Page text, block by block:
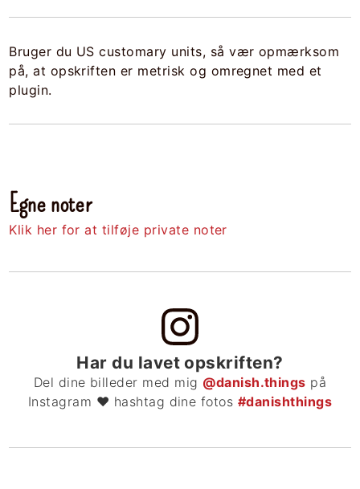
Bruger du US customary units, så vær opmærksom
på, at opskriften er metrisk og omregnet med et
plugin.
Egne noter
Klik her for at tilføje private noter
Har du lavet opskriften?
Del dine billeder med mig @danish.things på
Instagram ❤ hashtag dine fotos #danishthings